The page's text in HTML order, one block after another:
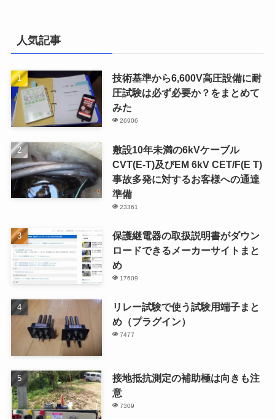
人気記事
技術基準から6,600V高圧設備に耐
圧試験は必ず必要か？をまとめて
みた
26906
敷設10年未満の6kVケーブル
CVT(E-T)及びEM 6kV CET/F(E T)
事故多発に対するお客様への通達
準備
23361
保護継電器の取扱説明書がダウン
ロードできるメーカーサイトまと
め
17609
リレー試験で使う試験用端子まと
め（プラグイン）
7477
接地抵抗測定の補助極は向きも注
意
7309